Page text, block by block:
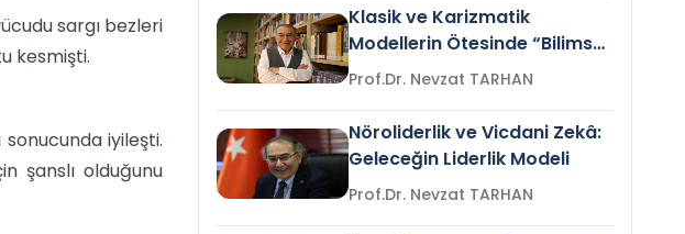
sargı bezleri
kesmişti.
iyileşti.
şanslı olduğunu
Klasik ve Karizmatik
Modellerin Ötesinde “Bilimsel
Liderlik”
Prof.Dr. Nevzat TARHAN
Nöroliderlik ve Vicdani Zekâ:
Geleceğin Liderlik Modeli
Prof.Dr. Nevzat TARHAN